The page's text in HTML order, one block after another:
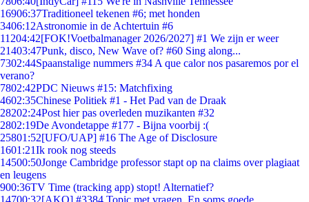
16906:37Traditioneel tekenen #6; met honden
3406:12Astronomie in de Achtertuin #6
11204:42[FOK!Voetbalmanager 2026/2027] #1 We zijn er weer
21403:47Punk, disco, New Wave of? #60 Sing along...
7302:44Spaanstalige nummers #34 A que calor nos pasaremos por el
verano?
7802:42PDC Nieuws #15: Matchfixing
4602:35Chinese Politiek #1 - Het Pad van de Draak
28202:24Post hier pas overleden muzikanten #32
2802:19De Avondetappe #177 - Bijna voorbij :(
25801:52[UFO/UAP] #16 The Age of Disclosure
1601:21Ik rook nog steeds
14500:50Jonge Cambridge professor stapt op na claims over plagiaat
en leugens
900:36TV Time (tracking app) stopt! Alternatief?
14700:32[AKQ] #3384 Topic met vragen. En soms goede